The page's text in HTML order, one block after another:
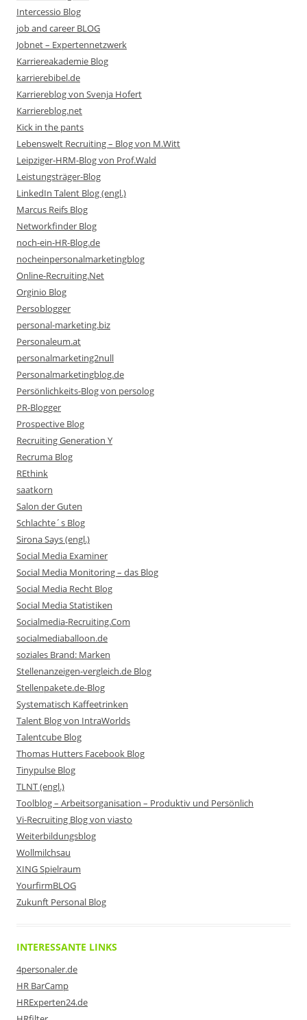
Intercessio Blog
job and career BLOG
Jobnet – Expertennetzwerk
Karriereakademie Blog
karrierebibel.de
Karriereblog von Svenja Hofert
Karriereblog.net
Kick in the pants
Lebenswelt Recruiting – Blog von M.Witt
Leipziger-HRM-Blog von Prof.Wald
Leistungsträger-Blog
LinkedIn Talent Blog (engl.)
Marcus Reifs Blog
Networkfinder Blog
noch-ein-HR-Blog.de
nocheinpersonalmarketingblog
Online-Recruiting.Net
Orginio Blog
Persoblogger
personal-marketing.biz
Personaleum.at
personalmarketing2null
Personalmarketingblog.de
Persönlichkeits-Blog von persolog
PR-Blogger
Prospective Blog
Recruiting Generation Y
Recruma Blog
REthink
saatkorn
Salon der Guten
Schlachte´s Blog
Sirona Says (engl.)
Social Media Examiner
Social Media Monitoring – das Blog
Social Media Recht Blog
Social Media Statistiken
Socialmedia-Recruiting.Com
socialmediaballoon.de
soziales Brand: Marken
Stellenanzeigen-vergleich.de Blog
Stellenpakete.de-Blog
Systematisch Kaffeetrinken
Talent Blog von IntraWorlds
Talentcube Blog
Thomas Hutters Facebook Blog
Tinypulse Blog
TLNT (engl.)
Toolblog – Arbeitsorganisation – Produktiv und Persönlich
Vi-Recruiting Blog von viasto
Weiterbildungsblog
Wollmilchsau
XING Spielraum
YourfirmBLOG
Zukunft Personal Blog
INTERESSANTE LINKS
4personaler.de
HR BarCamp
HRExperten24.de